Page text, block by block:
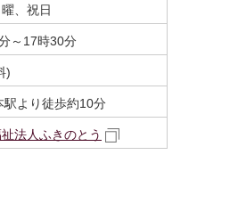
、祝日
～17時30分
)
駅より徒歩約10分
法人ふきのとう